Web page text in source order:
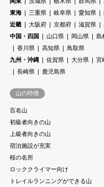
東海
三重県 岐阜県 愛知県
近畿
大阪府 京都府 滋賀県
中国・四国
山口県 岡山県 島
香川県
高知県
鳥取県
九州・沖縄
佐賀県 大分県 宮
長崎県
鹿児島県
山の特徴
百名山
初級者向きの山
上級者向きの山
宿泊施設が充実
桜の名所
ロッククライマー向け
トレイルランニングができる山